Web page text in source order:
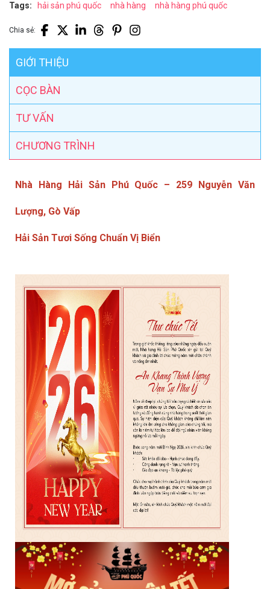
Tags: hải sản phú quốc nhà hàng nhà hàng phú quốc
Chia sẻ:
GIỚI THIỆU
CỌC BÀN
TƯ VẤN
CHƯƠNG TRÌNH
Nhà Hàng Hải Sản Phú Quốc – 259 Nguyễn Văn
Lượng, Gò Vấp
Hải Sản Tươi Sống Chuẩn Vị Biển